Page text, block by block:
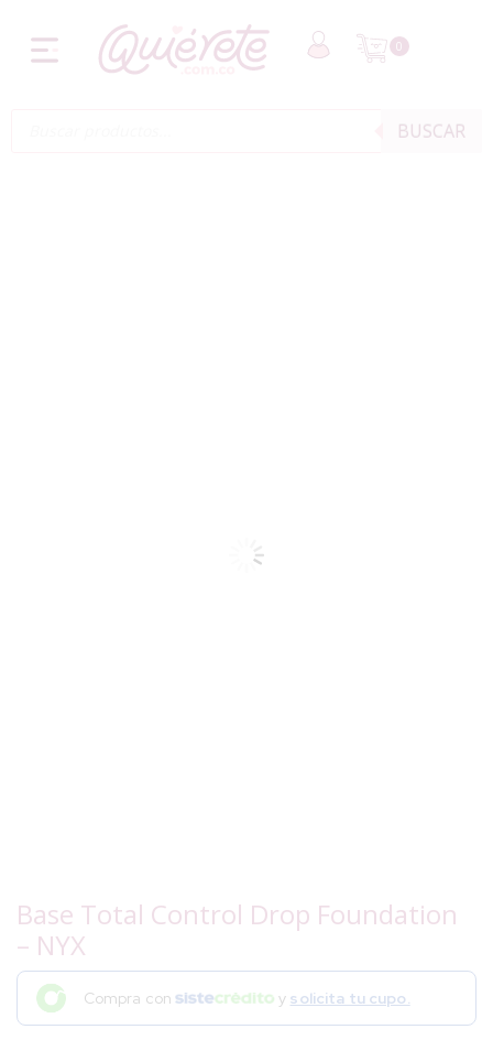
0
BUSCAR
Base Total Control Drop Foundation
– NYX
Compra con y solicita tu cupo.